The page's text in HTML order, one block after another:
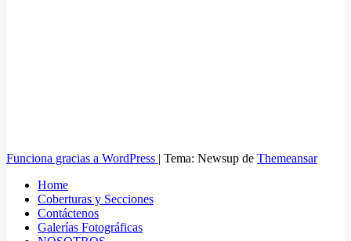
Funciona gracias a WordPress | Tema: Newsup de Themeansar
Home
Coberturas y Secciones
Contáctenos
Galerías Fotográficas